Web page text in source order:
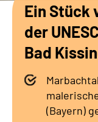
Suche
Ein Stück
der
Bad
(Bayern)